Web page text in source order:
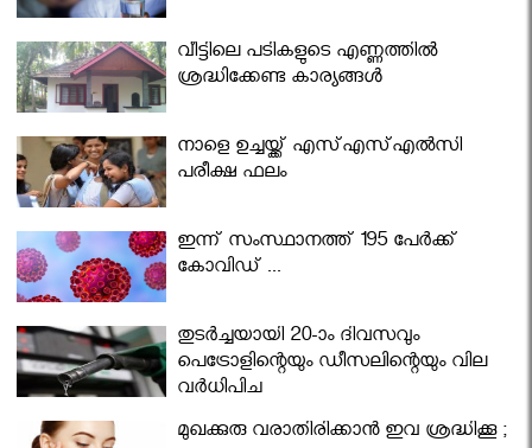
വീട്ടിലെ പടികളുടെ എണ്ണത്തിൽ
ശ്രദ്ധിക്കേണ്ട കാര്യങ്ങൾ
നാളെ ഉച്ചയ്ക്ക് എസ്എസ്എല്‍സി
പരീക്ഷ ഫലം
ഇന്ന് സംസ്ഥാനത്ത് 195 പേര്‍ക്ക്
കോവിഡ് ...
തുടർച്ചയായി 20-ാം ദിവസവും
പെട്രോളിന്റെയും ഡീസലിന്റെയും വില
വര്‍ധിപ്പിച്ചു
മുഖക്കുരു വരാതിരിക്കാന്‍ ഇവ ശ്രദ്ധിക്കൂ ;